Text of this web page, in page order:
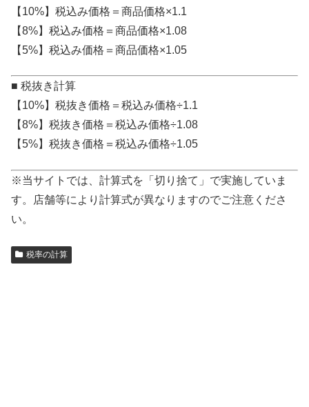
【10%】税込み価格＝商品価格×1.1
【8%】税込み価格＝商品価格×1.08
【5%】税込み価格＝商品価格×1.05
■ 税抜き計算
【10%】税抜き価格＝税込み価格÷1.1
【8%】税抜き価格＝税込み価格÷1.08
【5%】税抜き価格＝税込み価格÷1.05
※当サイトでは、計算式を「切り捨て」で実施していま
す。店舗等により計算式が異なりますのでご注意くださ
い。
税率の計算